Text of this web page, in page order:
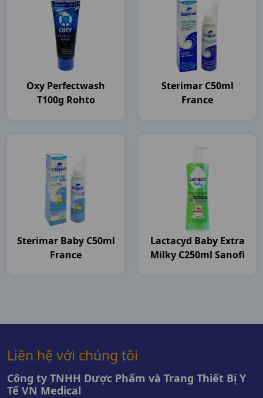
Oxy Perfectwash
T100g Rohto
Sterimar C50ml
France
Sterimar Baby C50ml
France
Lactacyd Baby Extra
Milky C250ml Sanofi
Liên hệ với chúng tôi
Công ty TNHH Dược Phẩm và Trang Thiết Bị Y
Tế VN Medical